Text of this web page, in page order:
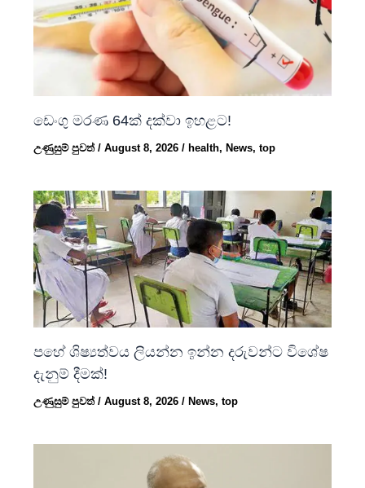
ඩෙංගු මරණ 64ක් දක්වා ඉහළට!
උණුසුම් පුවත්/August 8, 2026/ health, News,top
පහේ ශිෂ්‍යත්වය ලියන්න ඉන්න දරුවන්ට විශේෂ
දැනුම් දීමක්!
උණුසුම් පුවත්/August 8, 2026/ News,top